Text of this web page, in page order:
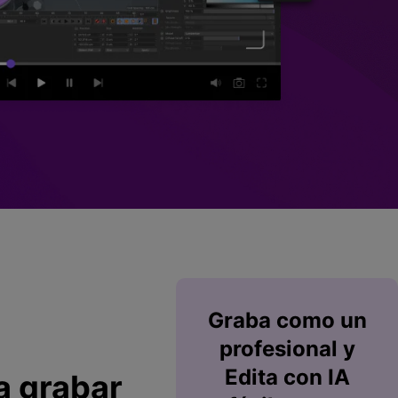
Superposición de
Edición de audio
>
grabar
Graba como un
profesional y
Edita con IA